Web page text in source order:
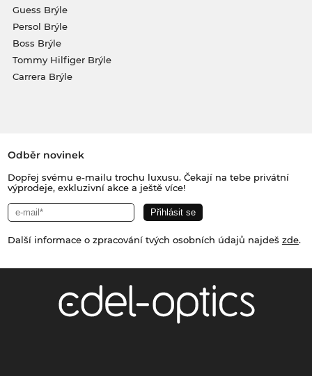
Guess Brýle
Persol Brýle
Boss Brýle
Tommy Hilfiger Brýle
Carrera Brýle
Odběr novinek
Dopřej svému e-mailu trochu luxusu. Čekají na tebe privátní
výprodeje, exkluzivní akce a ještě více!
Další informace o zpracování tvých osobních údajů najdeš zde.